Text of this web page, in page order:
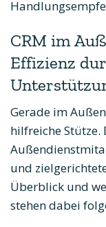
CRM im
Effizienz
Gerade im
hilfreiche Stütze.
und
Überblick und
stehen dabei